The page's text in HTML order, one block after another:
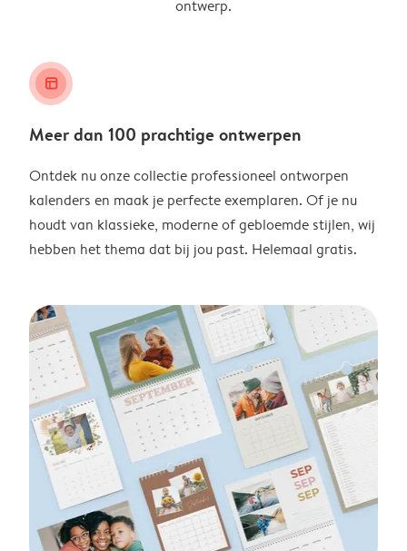
ontwerp.
layout_alt
Meer dan 100 prachtige ontwerpen
Ontdek nu onze collectie professioneel ontworpen
kalenders en maak je perfecte exemplaren. Of je nu
houdt van klassieke, moderne of gebloemde stijlen, wij
hebben het thema dat bij jou past. Helemaal gratis.